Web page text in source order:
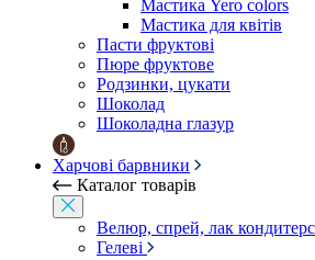
Мастика Yero colors
Мастика для квітів
Пасти фруктові
Пюре фруктове
Родзинки, цукати
Шоколад
Шоколадна глазур
Харчові барвники
Каталог товарів
Велюр, спрей, лак
Гелеві